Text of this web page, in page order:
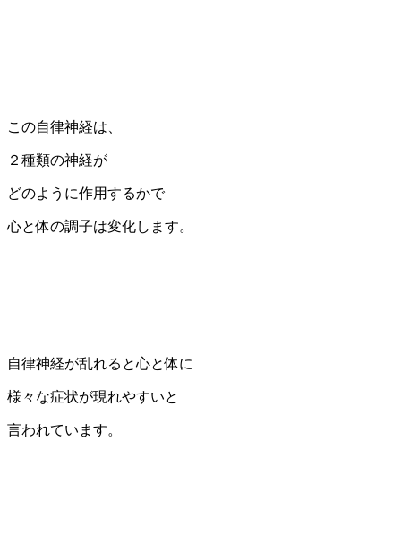
この自律神経は、
２種類の神経が
どのように作用するかで
心と体の調子は変化します。
自律神経が乱れると心と体に
様々な症状が現れやすいと
言われています。